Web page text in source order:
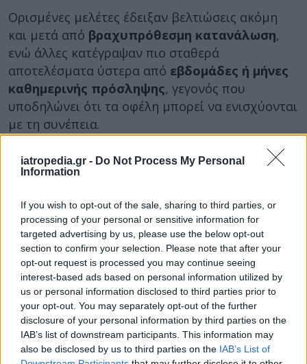
iatropedia.gr - Do Not Process My Personal
Information
If you wish to opt-out of the sale, sharing to third parties, or
processing of your personal or sensitive information for
targeted advertising by us, please use the below opt-out
section to confirm your selection. Please note that after your
opt-out request is processed you may continue seeing
interest-based ads based on personal information utilized by
us or personal information disclosed to third parties prior to
your opt-out. You may separately opt-out of the further
disclosure of your personal information by third parties on the
IAB’s list of downstream participants. This information may
also be disclosed by us to third parties on the IAB’s List of
Ορισμένες μελέτες έδειξαν βελτιώσεις ακόμη
και μετά από βραχυπρόθεσμη κατανάλωση,
ενώ άλλες κατέγραψαν πιο σταθερά
αποτελέσματα ύστερα από εβδομάδες ή μήνες
καθημερινής πρόσληψης, γεγονός που
υποδηλώνει ότι τα οφέλη μπορεί να ενισχύονται
με τη συνέπεια.
επιστήμονες επισημαίνουν ότι τα άγρια
νευροεκφυλιστικές νόσους. Ωστόσο, μπορούν να
λειτουργήσουν προληπτικά, ως μέρος μιας
ισορροπημένης διατροφής, συμβάλλοντας στη
διατήρηση της γνωστικής υγείας και στη
βραδύτερη ηλικιακή έκπτωση των εγκεφαλικών
λειτουργιών.